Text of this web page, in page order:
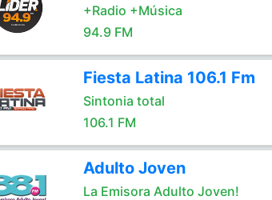
+Radio +Música
94.9 FM
Fiesta Latina 106.1 Fm
Sintonia total
106.1 FM
Adulto Joven
La Emisora Adulto Joven!